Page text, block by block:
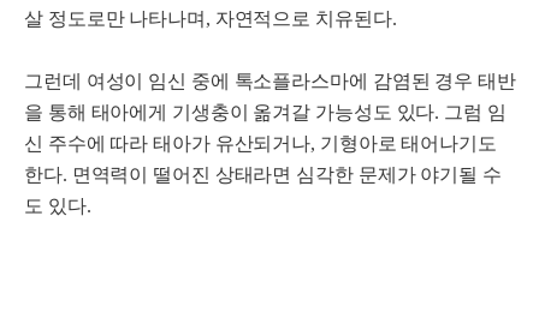
살 정도로만 나타나며, 자연적으로 치유된다.
그런데 여성이 임신 중에 톡소플라스마에 감염된 경우 태반
을 통해 태아에게 기생충이 옮겨갈 가능성도 있다. 그럼 임
신 주수에 따라 태아가 유산되거나, 기형아로 태어나기도
한다. 면역력이 떨어진 상태라면 심각한 문제가 야기될 수
도 있다.